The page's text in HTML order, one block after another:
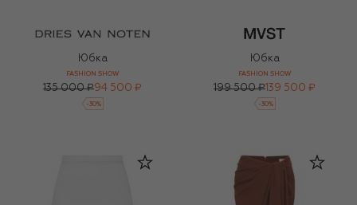
Юбка
FASHION SHOW
135 000 ₽94 500 ₽
-30%
Юбка
FASHION SHOW
199 500 ₽ 139 500 ₽
-30%